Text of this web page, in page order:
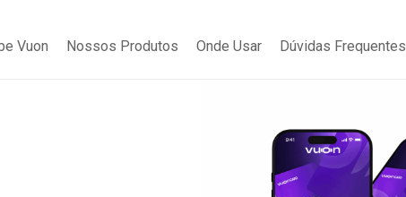
Vuon Nossos Produtos Onde Usar Dúvidas Frequentes